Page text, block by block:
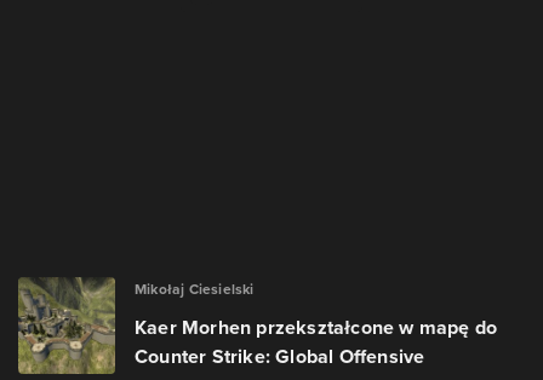
Mikołaj Ciesielski
Kaer Morhen przekształcone w mapę do
Counter Strike: Global Offensive